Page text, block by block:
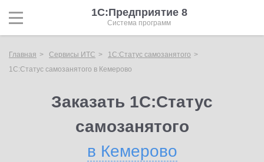
1С:Предприятие 8
Система программ
Главная Сервисы ИТС
1С:Статус самозанятого
1С:Статус самозанятого в Кемерово
Заказать 1С:Статус
самозанятого
в Кемерово